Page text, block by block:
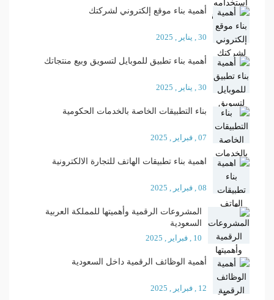
أهمية بناء موقع إلكتروني لشركتك
30 , يناير , 2025
أهمية بناء تطبيق للموبايل لتسويق وبيع منتجاتك
30 , يناير , 2025
بناء التطبيقات الخاصة بالخدمات الحكومية
07 , فبراير , 2025
اهمية بناء تطبيقات الهاتف للتجارة الالكترونية
08 , فبراير , 2025
المشروعات الرقمية وأهميتها للمملكة العربية
السعودية
10 , فبراير , 2025
أهمية الوظائف الرقمية داخل السعودية
12 , فبراير , 2025